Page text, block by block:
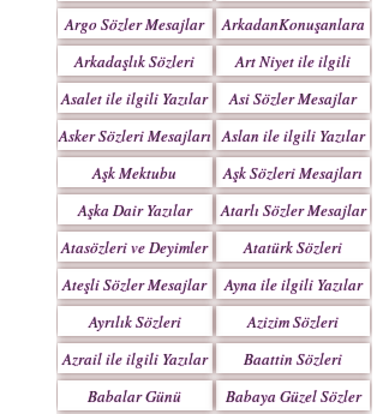
Sözler
Argo Sözler Mesajlar
ArkadanKonuşanlara
Sözler
Arkadaşlık Sözleri
Mesajları
Art Niyet ile ilgili
Yazılar
Asalet ile ilgili Yazılar
Asi Sözler Mesajlar
Asker Sözleri Mesajları Aslan ile ilgili Yazılar
Aşk Mektubu
Mektupları
Aşk Sözleri Mesajları
Aşka Dair Yazılar
Atarlı Sözler Mesajlar
Atasözleri ve Deyimler
Atatürk Sözleri
Mesajları
Ateşli Sözler Mesajlar
Ayna ile ilgili Yazılar
Ayrılık Sözleri
Mesajları
Azizim Sözleri
Mesajları
Azrail ile ilgili Yazılar
Baattin Sözleri
Mesajları
Babalar Günü
Babaya Güzel Sözler